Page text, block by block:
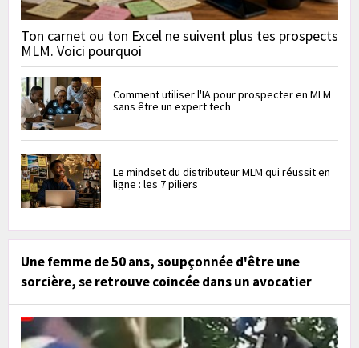
Ton carnet ou ton Excel ne suivent plus tes prospects
MLM. Voici pourquoi
Comment utiliser l'IA pour prospecter en MLM
sans être un expert tech
Le mindset du distributeur MLM qui réussit en
ligne : les 7 piliers
Une femme de 50 ans, soupçonnée d'être une
sorcière, se retrouve coincée dans un avocatier